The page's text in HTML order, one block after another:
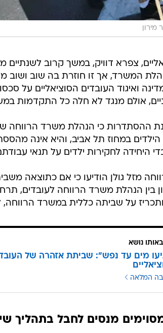
מירון
צפרא דוויק, במשך קרוב לשנתיים
המשרד, אך זו חוזרת בה שוב ושוב
המדינה ואיגוד העובדים הסוציאליים על
אולם מנגד לא חלה כל התקדמות
ההסתדרות כי הנהלת משרד
במחוז תל אביב, והיא אינה
היחידה לחקירות ילדים על תנאי
מזל גולן הודיעו כי אם כתוצאה
בין הנהלת משרד הרווחה לעובדים,
על שביתה כללית במשרד הרווחה,
נושא
מים עד נפש": שביתת אזהרה של
המלאה
מנסים לחבל בתהליך